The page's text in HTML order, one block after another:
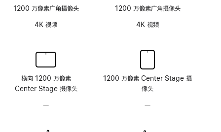
面
1200 万像素广角摄像头
4K 视频
横向 1200 万像素
Center Stage 摄像头
—
面
1200 万像素广角摄像头
4K 视频
1200 万像素 Center Stage 摄
像头
—